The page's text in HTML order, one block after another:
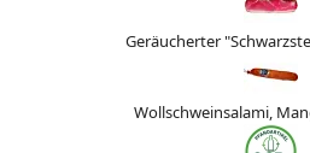
Geräucherter
Wollschweinsalami,